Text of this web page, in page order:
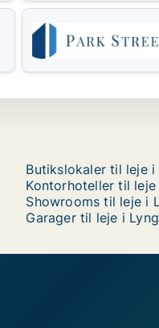
Butikslokaler til leje i
Kontorhoteller til leje
Showrooms til leje i
Garager til leje i